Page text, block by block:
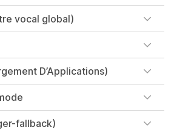
vocal global)
D’Applications)
fallback)